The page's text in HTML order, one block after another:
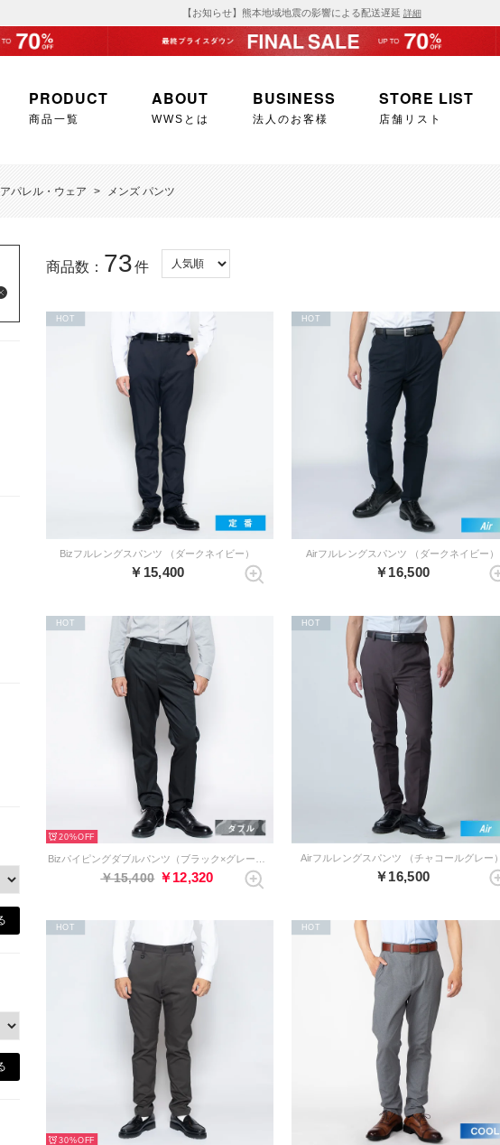
【お知らせ】熊本地域地震の影響による配送遅延 詳細
PRODUCT
商品一覧
ABOUT
WWSとは
BUSINESS
法人のお客様
STORE LIST
店舗リスト
アパレル・ウェア > メンズ パンツ
商品数： 73件
HOT
Bizフルレングスパンツ （ダークネイビー）
￥15,400
HOT
Airフルレングスパンツ （ダークネイビー）
￥16,500
HOT
20%
￥15,400 ￥12,320
HOT
Airフルレングスパンツ （チャコールグレー）
￥16,500
HOT
30%
HOT